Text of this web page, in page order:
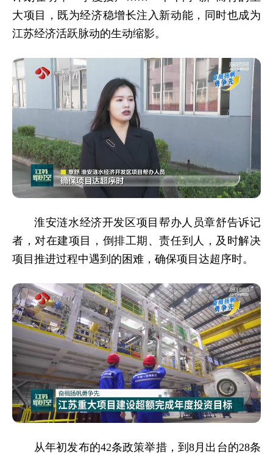
大项目，既为经济稳增长注入新动能，同时也成为
江苏经济活跃脉动的生动缩影。
淮安涟水经济开发区项目帮办人员章舒告诉记
者，对在建项目，倒排工期、责任到人，及时解决
项目推进过程中遇到的困难，确保项目达超序时。
从年初发布的42条政策举措，到8月出台的28条